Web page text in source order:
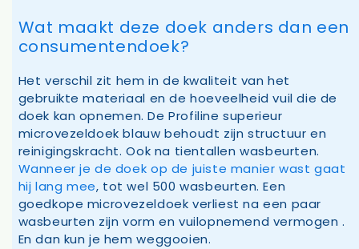
Wat maakt deze doek anders dan een
consumentendoek?
Het verschil zit hem in de kwaliteit van het
gebruikte materiaal en de hoeveelheid vuil die de
doek kan opnemen. De Profiline superieur
microvezeldoek blauw behoudt zijn structuur en
reinigingskracht. Ook na tientallen wasbeurten.
Wanneer je de doek op de juiste manier wast gaat
hij lang mee, tot wel 500 wasbeurten. Een
goedkope microvezeldoek verliest na een paar
wasbeurten zijn vorm en vuilopnemend vermogen .
En dan kun je hem weggooien.